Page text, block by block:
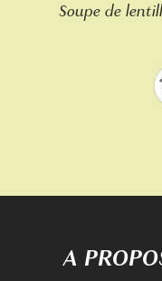
Soupe de
A